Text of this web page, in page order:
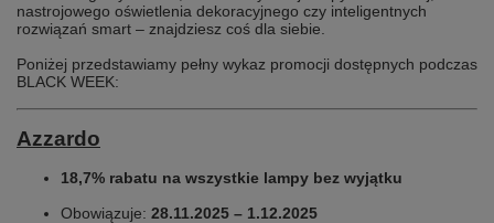
nastrojowego oświetlenia dekoracyjnego czy inteligentnych
rozwiązań smart – znajdziesz coś dla siebie.
Poniżej przedstawiamy pełny wykaz promocji dostępnych podczas
BLACK WEEK:
Azzardo
18,7% rabatu na wszystkie lampy bez wyjątku
Obowiązuje: 28.11.2025 – 1.12.2025